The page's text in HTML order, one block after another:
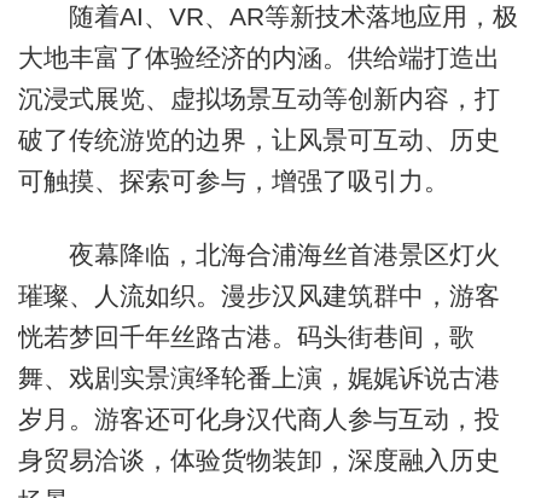
随着AI、VR、AR等新技术落地应用，极
大地丰富了体验经济的内涵。供给端打造出
沉浸式展览、虚拟场景互动等创新内容，打
破了传统游览的边界，让风景可互动、历史
可触摸、探索可参与，增强了吸引力。
夜幕降临，北海合浦海丝首港景区灯火
璀璨、人流如织。漫步汉风建筑群中，游客
恍若梦回千年丝路古港。码头街巷间，歌
舞、戏剧实景演绎轮番上演，娓娓诉说古港
岁月。游客还可化身汉代商人参与互动，投
身贸易洽谈，体验货物装卸，深度融入历史